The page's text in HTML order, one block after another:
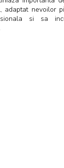
adaptat nevoilor
si sa